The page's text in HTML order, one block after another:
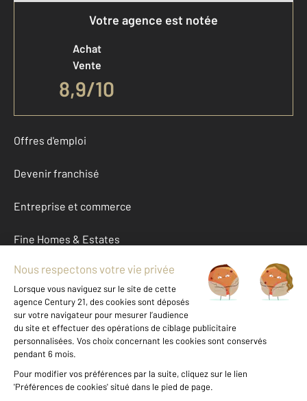
Votre agence est notée
Achat
Vente
8,9/10
Offres d'emploi
Devenir franchisé
Entreprise et commerce
Fine Homes & Estates
À propos
International
Nous contacter